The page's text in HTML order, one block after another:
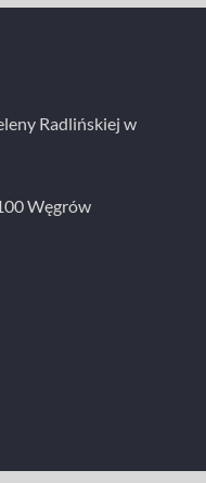
Radlińskiej w
Węgrów